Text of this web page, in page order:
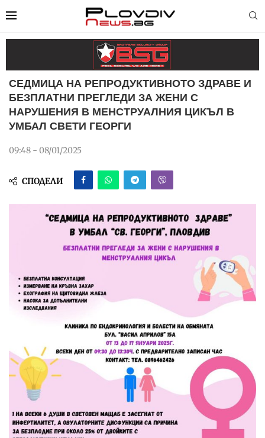
СЕДМИЦА НА РЕПРОДУКТИВНОТО ЗДРАВЕ И
БЕЗПЛАТНИ ПРЕГЛЕДИ ЗА ЖЕНИ С
НАРУШЕНИЯ В МЕНСТРУАЛНИЯ ЦИКЪЛ В
УМБАЛ СВЕТИ ГЕОРГИ
09:48 - 08/01/2025
СПОДЕЛИ